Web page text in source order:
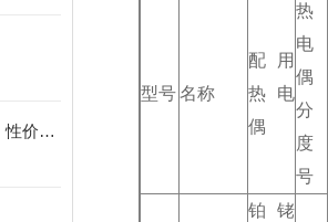
变频电缆的选购需考虑质量、性能、性价比以及服务
型号名称
配用
热电
偶
热
电
偶
分
度
号
铂铑